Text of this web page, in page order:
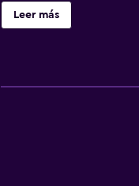
bidé. Este hotel en
dispositivos). Se
Leer más